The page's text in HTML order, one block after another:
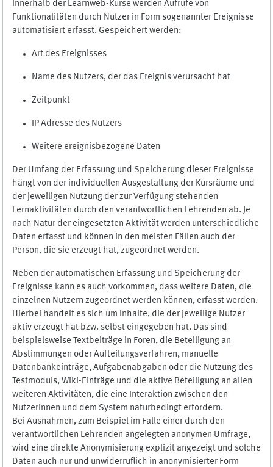
Innerhalb der Learnweb-Kurse werden Aufrufe von
Funktionalitäten durch Nutzer in Form sogenannter Ereignisse
automatisiert erfasst. Gespeichert werden:
Art des Ereignisses
Name des Nutzers, der das Ereignis verursacht hat
Zeitpunkt
IP Adresse des Nutzers
Weitere ereignisbezogene Daten
Der Umfang der Erfassung und Speicherung dieser Ereignisse
hängt von der individuellen Ausgestaltung der Kursräume und
der jeweiligen Nutzung der zur Verfügung stehenden
Lernaktivitäten durch den verantwortlichen Lehrenden ab. Je
nach Natur der eingesetzten Aktivität werden unterschiedliche
Daten erfasst und können in den meisten Fällen auch der
Person, die sie erzeugt hat, zugeordnet werden.
Neben der automatischen Erfassung und Speicherung der
Ereignisse kann es auch vorkommen, dass weitere Daten, die
einzelnen Nutzern zugeordnet werden können, erfasst werden.
Hierbei handelt es sich um Inhalte, die der jeweilige Nutzer
aktiv erzeugt hat bzw. selbst eingegeben hat. Das sind
beispielsweise Textbeiträge in Foren, die Beteiligung an
Abstimmungen oder Aufteilungsverfahren, manuelle
Datenbankeinträge, Aufgabenabgaben oder die Nutzung des
Testmoduls, Wiki-Einträge und die aktive Beteiligung an allen
weiteren Aktivitäten, die eine Interaktion zwischen den
NutzerInnen und dem System naturbedingt erfordern.
Bei Ausnahmen, zum Beispiel im Falle einer durch den
verantwortlichen Lehrenden angelegten anonymen Umfrage,
wird eine direkte Anonymisierung explizit angezeigt und solche
Daten auch nur und unwiderruflich in anonymisierter Form